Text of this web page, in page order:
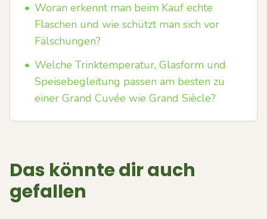
• Woran erkennt man beim Kauf echte
Flaschen und wie schützt man sich vor
Fälschungen?
• Welche Trinktemperatur, Glasform und
Speisebegleitung passen am besten zu
einer Grand Cuvée wie Grand Siècle?
Das könnte dir auch
gefallen